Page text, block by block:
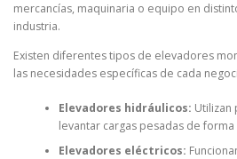
mercancías, maquinaria o equipo en
industria.
Existen diferentes tipos de elevadores
las necesidades específicas de cada
Elevadores hidráulicos: Utilizan
levantar cargas pesadas de
Elevadores eléctricos: